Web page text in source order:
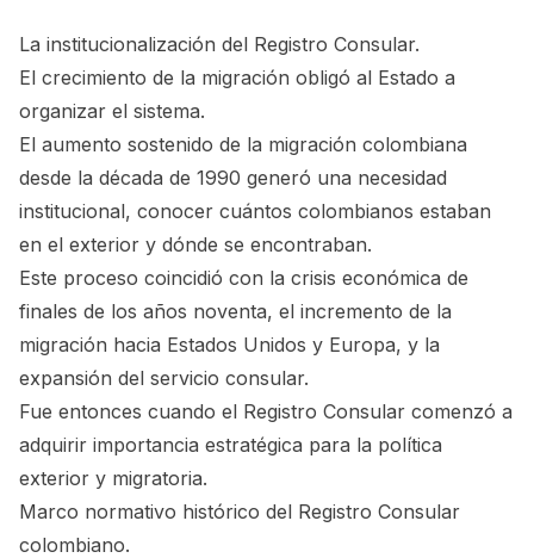
La institucionalización del Registro Consular.
El crecimiento de la migración obligó al Estado a
organizar el sistema.
El aumento sostenido de la migración colombiana
desde la década de 1990 generó una necesidad
institucional, conocer cuántos colombianos estaban
en el exterior y dónde se encontraban.
Este proceso coincidió con la crisis económica de
finales de los años noventa, el incremento de la
migración hacia Estados Unidos y Europa, y la
expansión del servicio consular.
Fue entonces cuando el Registro Consular comenzó a
adquirir importancia estratégica para la política
exterior y migratoria.
Marco normativo histórico del Registro Consular
colombiano.